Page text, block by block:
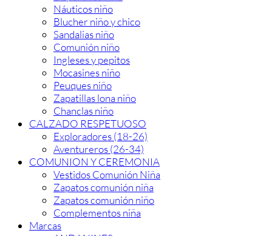
Náuticos niño
Blucher niño y chico
Sandalias niño
Comunión niño
Ingleses y pepitos
Mocasines niño
Peuques niño
Zapatillas lona niño
Chanclas niño
CALZADO RESPETUOSO
Exploradores (18-26)
Aventureros (26-34)
COMUNION Y CEREMONIA
Vestidos Comunión Niña
Zapatos comunión niña
Zapatos comunión niño
Complementos niña
Marcas